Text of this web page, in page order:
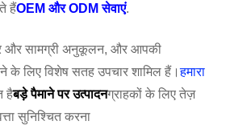
हैंOEM और ODM सेवाएं.
और सामग्री अनुकूलन, और आपकी
के लिए विशेष सतह उपचार शामिल हैं।हमारा
हैबड़े पैमाने पर उत्पादनग्राहकों के लिए तेज़
सुनिश्चित करना